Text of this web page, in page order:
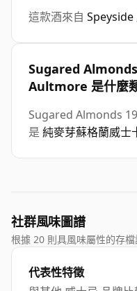
這款酒來自 Speyside
Sugared
Aultmore 是什麼
Sugared Almonds
是 純麥芽蘇格蘭威士
社群風味圖譜
根據 20 則具風味屬性的存
代表性特徵